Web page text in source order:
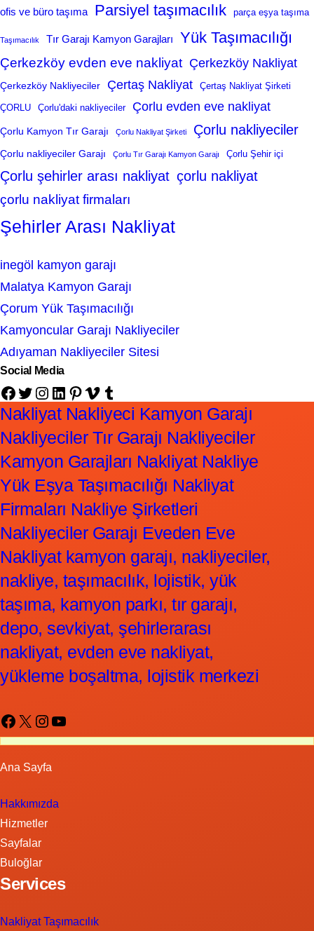
ofis ve büro taşıma Parsiyel taşımacılık parça eşya taşıma
Taşımacılık Tır Garajı Kamyon Garajları Yük Taşımacılığı
Çerkezköy evden eve nakliyat Çerkezköy Nakliyat
Çerkezköy Nakliyeciler Çertaş Nakliyat Çertaş Nakliyat Şirketi
ÇORLU Çorlu'daki nakliyeciler Çorlu evden eve nakliyat
Çorlu Kamyon Tır Garajı Çorlu Nakliyat Şirketi Çorlu nakliyeciler
Çorlu nakliyeciler Garajı Çorlu Tır Garajı Kamyon Garajı Çorlu Şehir içi
Çorlu şehirler arası nakliyat çorlu nakliyat
çorlu nakliyat firmaları
Şehirler Arası Nakliyat
inegöl kamyon garajı
Malatya Kamyon Garajı
Çorum Yük Taşımacılığı
Kamyoncular Garajı Nakliyeciler
Adıyaman Nakliyeciler Sitesi
Social Media
Facebook Twitter Instagram LinkedIn Pinterest Vimeo Tumblr
Nakliyat Nakliyeci Kamyon Garajı
Nakliyeciler Tır Garajı Nakliyeciler
Kamyon Garajları Nakliyat Nakliye
Yük Eşya Taşımacılığı Nakliyat
Firmaları Nakliye Şirketleri
Nakliyeciler Garajı Eveden Eve
Nakliyat kamyon garajı, nakliyeciler,
nakliye, taşımacılık, lojistik, yük
taşıma, kamyon parkı, tır garajı,
depo, sevkiyat, şehirlerarası
nakliyat, evden eve nakliyat,
yükleme boşaltma, lojistik merkezi
Facebook X Instagram YouTube
Ana Sayfa
Hakkımızda
Hizmetler
Sayfalar
Buloğlar
Services
Nakliyat Taşımacılık